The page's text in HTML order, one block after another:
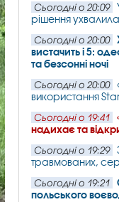
Сьогодні о 20:09
рішення ухвалила
Сьогодні о 20:00
вистачить і 5:
та безсонні ночі
Сьогодні о 20:00
використання
Сьогодні о 19:41
надихає та
Сьогодні о 19:29
травмованих,
Сьогодні о 19:21
польського